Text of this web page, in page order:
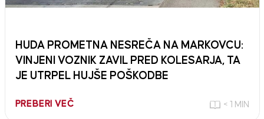
HUDA PROMETNA NESREČA NA MARKOVCU:
VINJENI VOZNIK ZAVIL PRED KOLESARJA, TA
JE UTRPEL HUJŠE POŠKODBE
PREBERI VEČ < 1 MIN